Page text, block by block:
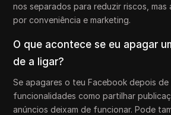
nos separados para reduzir riscos, mas
por conveniência e marketing.
O que acontece se eu apagar
de a ligar?
Se apagares o teu Facebook depois de
funcionalidades como partilhar
anúncios deixam de funcionar. Pode